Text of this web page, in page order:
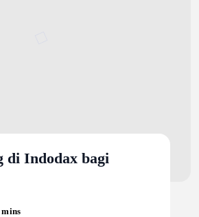
di Indodax bagi
mins